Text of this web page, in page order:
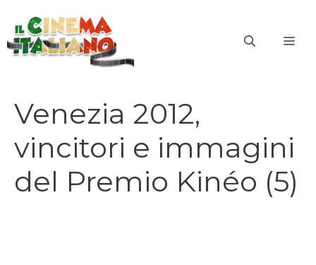
contenuto
Venezia 2012,
vincitori e immagini
del Premio Kinéo (5)